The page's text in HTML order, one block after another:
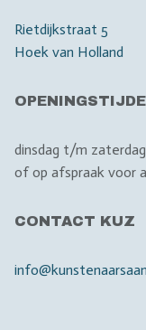
Rietdijkstraat 5
Hoek van Holland
dinsdag t/m zaterdag
of op afspraak voor
CONTACT KUZ